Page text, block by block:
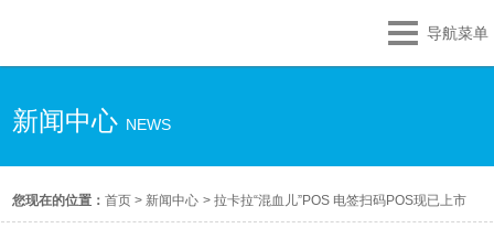
导航菜单
新闻中心 NEWS
您现在的位置：首页 > 新闻中心 >拉卡拉“混血儿”POS 电签扫码POS现已上市